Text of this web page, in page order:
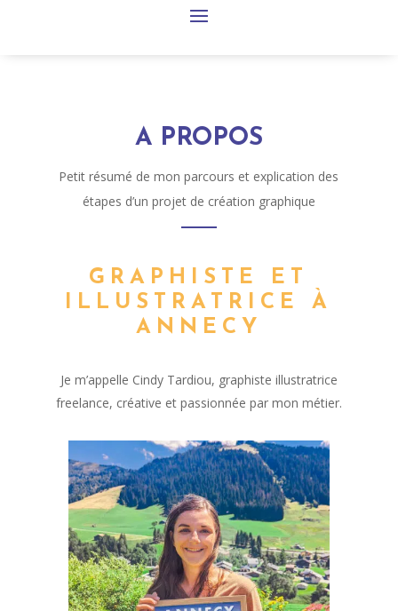
A PROPOS
Petit résumé de mon parcours et explication des
étapes d’un projet de création graphique
GRAPHISTE ET
ILLUSTRATRICE À
ANNECY
Je m’appelle Cindy Tardiou, graphiste illustratrice
freelance, créative et passionnée par mon métier.